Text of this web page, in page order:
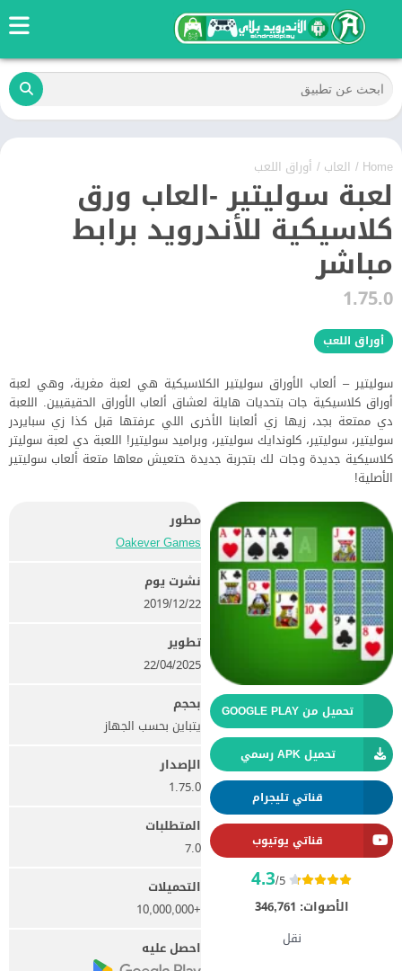
Home
/ العاب / أوراق اللعب
لعبة سوليتير -العاب ورق
كلاسيكية للأندرويد برابط
مباشر
1.75.0
أوراق اللعب
سوليتير – ألعاب الأوراق سوليتير الكلاسيكية هي لعبة مغرية، وهي لعبة
أوراق كلاسيكية جات بتحديات هايلة لعشاق ألعاب الأوراق الحقيقيين. اللعبة
دي ممتعة بجد، زيها زي ألعابنا الأخرى اللي عرفتها قبل كذا زي سبايردر
سوليتير، سوليتير، كلوندايك سوليتير، وبراميد سوليتير! اللعبة دي لعبة سوليتر
كلاسيكية جديدة وجات لك بتجربة جديدة حتعيش معاها متعة ألعاب سوليتير
الأصلية!
تحميل من GOOGLE PLAY
تحميل APK رسمي
قناتي تليجرام
قناتي يوتيوب
4.3/5
الأصوات: 346,761
نقل
مطور
Oakever Games‏
نشرت يوم
22‏/12‏/2019
تطوير
22/04/2025
بحجم
يتباين بحسب الجهاز
الإصدار
1.75.0
المتطلبات
7.0
التحميلات
+10,000,000
احصل عليه